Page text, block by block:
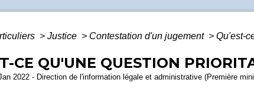
> Justice > Contestation d'un jugement > Qu'est-
CE QU'UNE QUESTION
2022 - Direction de l'information légale et administrative (Première